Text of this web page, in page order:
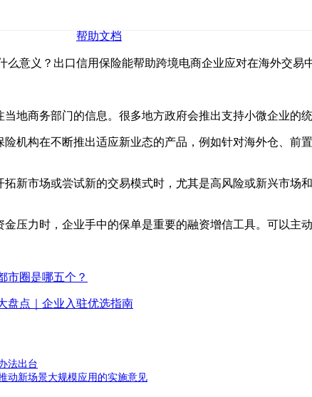
帮助文档
么意义？出口信用保险能帮助跨境电商企业应对在海外交易
地商务部门的信息。很多地方政府会推出支持小微企业的
险机构在不断推出适应新业态的产品，例如针对海外仓、
拓新市场或尝试新的交易模式时，尤其是高风险或新兴市
压力时，企业手中的保单是重要的融资增信工具。可以主
市圈是哪五个？
盘点｜企业入驻优选指南
法出台
动新场景大规模应用的实施意见